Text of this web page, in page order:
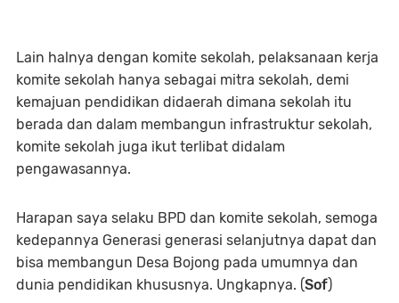
Lain halnya dengan komite sekolah, pelaksanaan kerja
komite sekolah hanya sebagai mitra sekolah, demi
kemajuan pendidikan didaerah dimana sekolah itu
berada dan dalam membangun infrastruktur sekolah,
komite sekolah juga ikut terlibat didalam
pengawasannya.
Harapan saya selaku BPD dan komite sekolah, semoga
kedepannya Generasi generasi selanjutnya dapat dan
bisa membangun Desa Bojong pada umumnya dan
dunia pendidikan khususnya. Ungkapnya. (Sof)